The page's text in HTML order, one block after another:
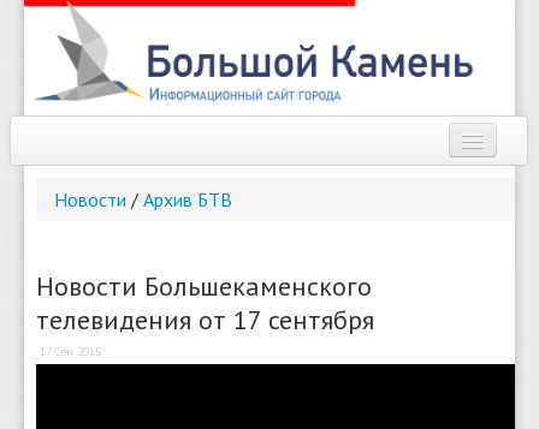
Справочник
Погода
Новости / Архив БТВ
Новости Большекаменского
телевидения от 17 сентября
17 Сен 2015